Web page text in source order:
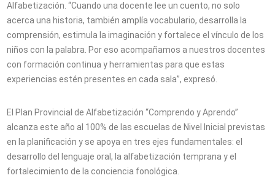
Alfabetización. “Cuando una docente lee un cuento, no solo
acerca una historia, también amplía vocabulario, desarrolla la
comprensión, estimula la imaginación y fortalece el vínculo de los
niños con la palabra. Por eso acompañamos a nuestros docentes
con formación continua y herramientas para que estas
experiencias estén presentes en cada sala”, expresó.
El Plan Provincial de Alfabetización “Comprendo y Aprendo”
alcanza este año al 100% de las escuelas de Nivel Inicial previstas
en la planificación y se apoya en tres ejes fundamentales: el
desarrollo del lenguaje oral, la alfabetización temprana y el
fortalecimiento de la conciencia fonológica.